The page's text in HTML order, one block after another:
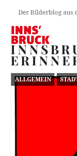
Der Bilderblog aus
ALLGEMEIN